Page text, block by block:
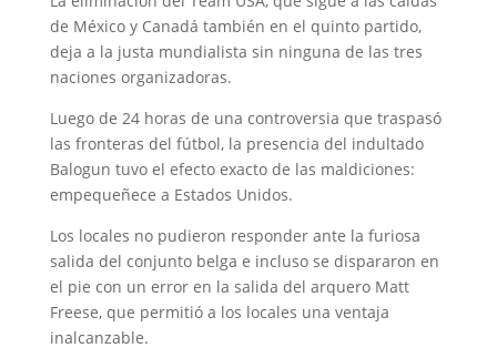
de México y Canadá también en el quinto partido,
deja a la justa mundialista sin ninguna de las tres
naciones organizadoras.
Luego de 24 horas de una controversia que traspasó
las fronteras del fútbol, la presencia del indultado
Balogun tuvo el efecto exacto de las maldiciones:
empequeñece a Estados Unidos.
Los locales no pudieron responder ante la furiosa
salida del conjunto belga e incluso se dispararon en
el pie con un error en la salida del arquero Matt
Freese, que permitió a los locales una ventaja
inalcanzable.